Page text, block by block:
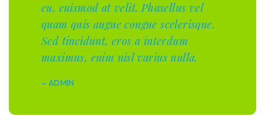
eu, euismod at velit. Phasellus vel
quam quis augue congue scelerisque.
Sed tincidunt, eros a interdum
maximus, enim nisl varius nulla.
– ADMIN